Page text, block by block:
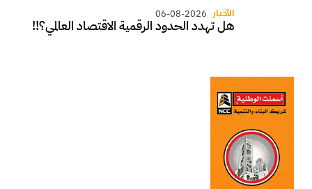
الأخبار 06-08-2026
هل تهدد الحدود الرقمية الاقتصاد العالمي؟!!